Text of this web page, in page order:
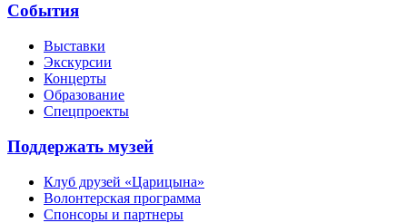
События
Выставки
Экскурсии
Концерты
Образование
Спецпроекты
Поддержать музей
Клуб друзей «Царицына»
Волонтерская программа
Спонсоры и партнеры